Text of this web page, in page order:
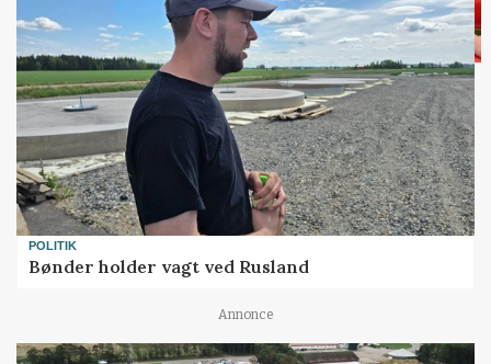
POLITIK
Bønder holder vagt ved Rusland
Annonce